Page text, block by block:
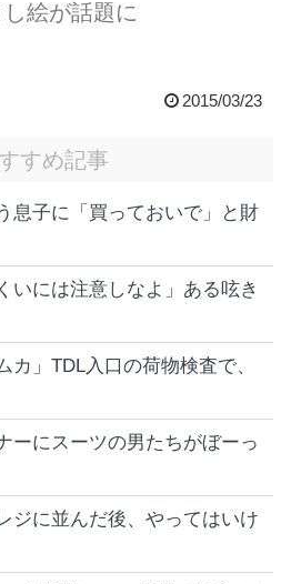
絵が話題に
2015/03/23
すめ記事
息子に「買っておいで」と財
いには注意しなよ」ある呟き
カ」TDL入口の荷物検査で、
ーにスーツの男たちがぼーっ
ジに並んだ後、やってはいけ